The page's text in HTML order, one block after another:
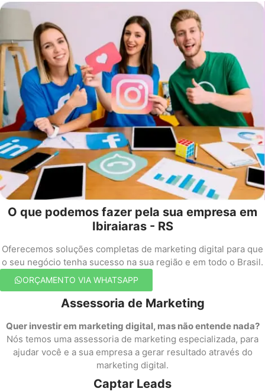
O que podemos fazer pela sua empresa em
Ibiraiaras - RS
Oferecemos soluções completas de marketing digital para que
o seu negócio tenha sucesso na sua região e em todo o Brasil.
ORÇAMENTO VIA WHATSAPP
Assessoria de Marketing
Quer investir em marketing digital, mas não entende nada?
Nós temos uma assessoria de marketing especializada, para
ajudar você e a sua empresa a gerar resultado através do
marketing digital.
Captar Leads